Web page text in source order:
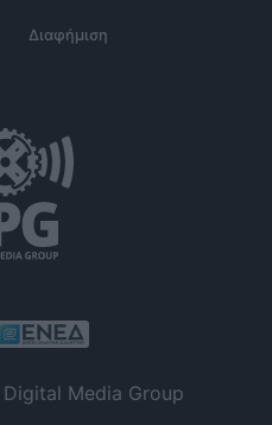
Διαφήμιση
Media Group